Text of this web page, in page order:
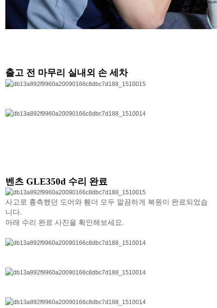
출고 전 마무리 실내외 손 세차
벤츠 GLE350d 수리 완료
사고로 흉측했던 도어와 휀더 모두 깔끔하게 복원이 완료되었습
니다.
아래 수리 완료 사진을 확인해보세요.